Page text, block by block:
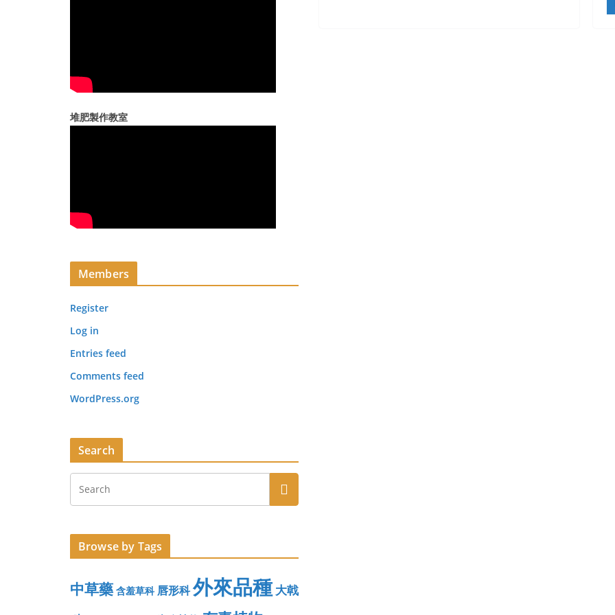
堆肥製作教室
Members
Register
Log in
Entries feed
Comments feed
WordPress.org
Search
Browse by Tags
中草藥 含羞草科 唇形科外來品種 大戟